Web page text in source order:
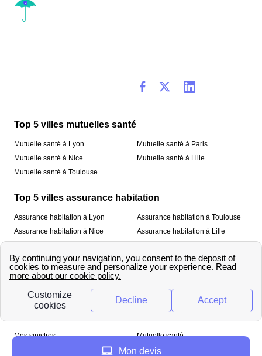
Top 5 villes mutuelles santé
Mutuelle santé à Lyon
Mutuelle santé à Nice
Mutuelle santé à Toulouse
Mutuelle santé à Paris
Mutuelle santé à Lille
Top 5 villes assurance habitation
Assurance habitation à Lyon
Assurance habitation à Nice
Assurance habitation à Toulouse
Assurance habitation à Lille
À propos
Qui sommes-nous ? Mentions légales
Mes sinistres
Mutuelle santé
Mon devis